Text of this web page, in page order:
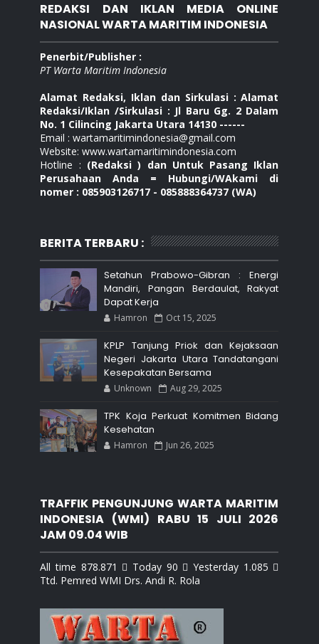
REDAKSI DAN IKLAN MEDIA ONLINE
NASIONAL WARTA MARITIM INDONESIA
Penerbit/Publisher :
PT Warta Maritim Indonesia
Alamat Redaksi, Iklan dan Sirkulasi : Alamat
Redaksi/Iklan /Sirkulasi : Jl Baru Gg. 2 Dalam
No. 1 Cilincing Jakarta Utara 14130 ------
Email : wartamaritimindonesia@gmail.com
Website: www.wartamaritimindonesia.com
Hotline : (Redaksi ) dan Untuk Pasang Iklan
Perusahaan Anda = Hubungi/WAkami di
nomer : 085903126717 - 085888364737 (WA)
BERITA TERBARU :
Setahun Prabowo-Gibran : Energi
Mandiri, Pangan Berdaulat, Rakyat
Dapat Kerja
Hamron Oct 15, 2025
KPLP Tanjung Priok dan Kejaksaan
Negeri Jakarta Utara Tandatangani
Kesepakatan Bersama
Unknown Aug 29, 2025
TPK Koja Perkuat Komitmen Bidang
Kesehatan
Hamron Jun 26, 2025
TRAFFIK PENGUNJUNG WARTA MARITIM
INDONESIA (WMI) RABU 15 JULI 2026
JAM 09.04 WIB
All time 878.871  Today 90  Yesterday 1.085 
Ttd. Pemred WMI Drs. Andi R. Rola